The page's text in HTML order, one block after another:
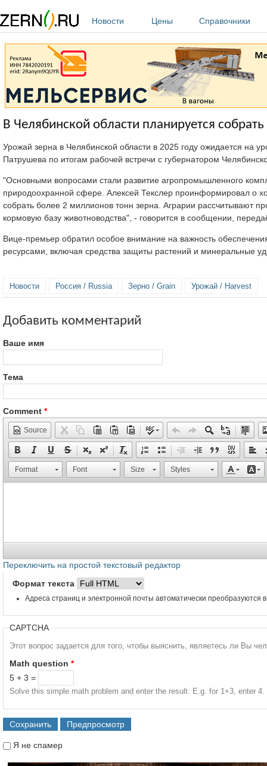
Новости
Цены Справочники
В Челябинской области планируется
Урожай зерна в Челябинской области в 2025 году ожидается
Патрушева по итогам рабочей встречи с губернатором
"Основными вопросами стали развитие агропромышленного
природоохранной сфере. Алексей Текслер проинформировал о
собрать более 2 миллионов тонн зерна. Аграрии рассчитывают
кормовую базу животноводства", - говорится в сообщении,
Вице-премьер обратил особое внимание на важность
ресурсами, включая средства защиты растений и минеральные
Новости Россия / Russia Зерно / Grain Урожай / Harvest
Добавить комментарий
Ваше имя
Тема
Comment *
Source
Format Font Size Styles
Переключить на простой текстовый редактор
Формат текста
Адреса страниц и электронной почты автоматически преобразуются
CAPTCHA
Этот вопрос задается для того, чтобы выяснить, являетесь ли Вы
Math question *
5 + 3 =
Solve this simple math problem and enter the result. E.g. for 1+3, enter 4.
Я не спамер